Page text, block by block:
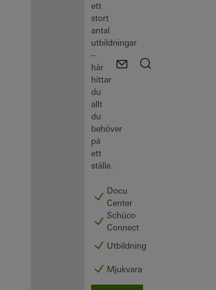
ett
stort
antal
utbildningar
–
här
hittar
du
allt
du
behöver
på
ett
ställe.
Docu
Center
Schüco
Connect
Utbildning
Mjukvara